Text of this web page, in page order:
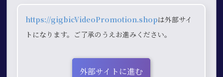
https://gigbicVideoPromotion.shopは外部サイ
トになります。ご了承のうえお進みください。
外部サイトに進む